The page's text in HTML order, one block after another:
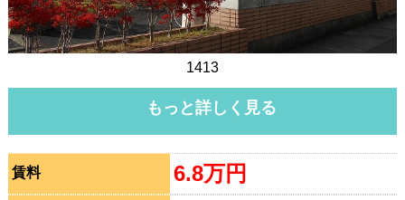
1413
もっと詳しく見る
賃料 6.8万円